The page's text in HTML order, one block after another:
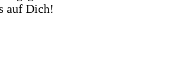
auf Dich!